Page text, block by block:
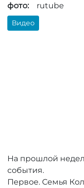
фото: rutube
Видео
На прошлой
события.
Первое. Семья